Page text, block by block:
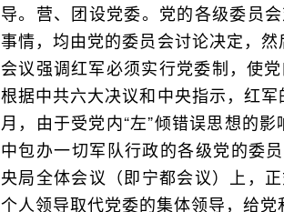
导。营、团设党委。党的各级委员
事情，均由党的委员会讨论决定，
会议强调红军必须实行党委制，使
根据中共六大决议和中央指示，红
月，由于受党内“左”倾错误思想的
中包办一切军队行政的各级党的委
央局全体会议（即宁都会议）上，
个人领导取代党委的集体领导，给党